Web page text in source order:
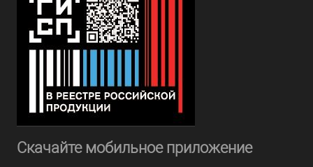
Скачайте мобильное приложение